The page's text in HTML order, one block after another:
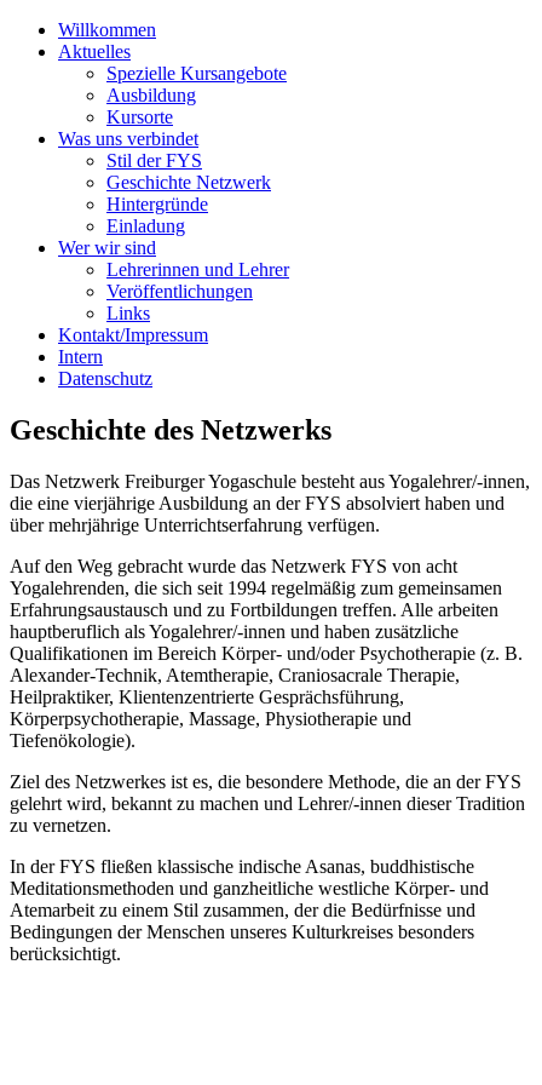
Willkommen
Aktuelles
Spezielle Kursangebote
Ausbildung
Kursorte
Was uns verbindet
Stil der FYS
Geschichte Netzwerk
Hintergründe
Einladung
Wer wir sind
Lehrerinnen und Lehrer
Veröffentlichungen
Links
Kontakt/Impressum
Intern
Datenschutz
Geschichte des Netzwerks
Das Netzwerk Freiburger Yogaschule besteht aus Yogalehrer/-innen,
die eine vierjährige Ausbildung an der FYS absolviert haben und
über mehrjährige Unterrichtserfahrung verfügen.
Auf den Weg gebracht wurde das Netzwerk FYS von acht
Yogalehrenden, die sich seit 1994 regelmäßig zum gemeinsamen
Erfahrungsaustausch und zu Fortbildungen treffen. Alle arbeiten
hauptberuflich als Yogalehrer/-innen und haben zusätzliche
Qualifikationen im Bereich Körper- und/oder Psychotherapie (z. B.
Alexander-Technik, Atemtherapie, Craniosacrale Therapie,
Heilpraktiker, Klientenzentrierte Gesprächsführung,
Körperpsychotherapie, Massage, Physiotherapie und
Tiefenökologie).
Ziel des Netzwerkes ist es, die besondere Methode, die an der FYS
gelehrt wird, bekannt zu machen und Lehrer/-innen dieser Tradition
zu vernetzen.
In der FYS fließen klassische indische Asanas, buddhistische
Meditationsmethoden und ganzheitliche westliche Körper- und
Atemarbeit zu einem Stil zusammen, der die Bedürfnisse und
Bedingungen der Menschen unseres Kulturkreises besonders
berücksichtigt.